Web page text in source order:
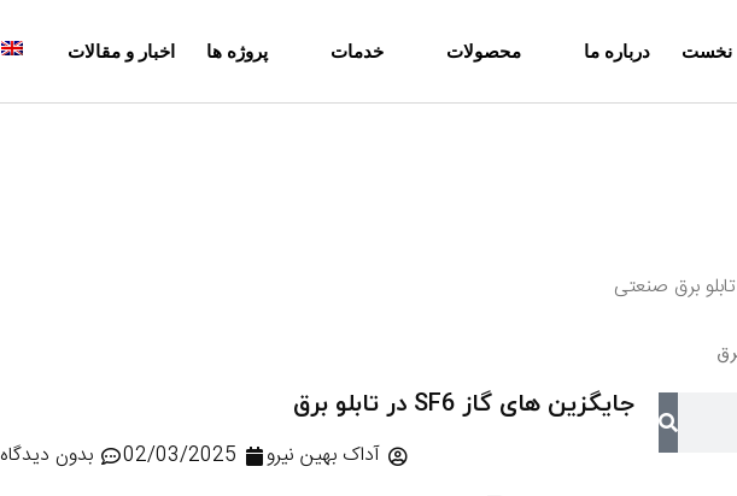
نخست درباره ما محصولات خدمات پروژه ها اخبار و مقالات
برق صنعتی
جایگزین های گاز SF6 در تابلو برق
آداک بهین نیرو 02/03/2025 بدون دیدگاه